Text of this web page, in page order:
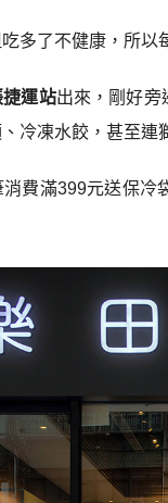
多了不健康，所以
運站出來，剛好旁
冷凍水餃，甚至連
費滿399元送保冷